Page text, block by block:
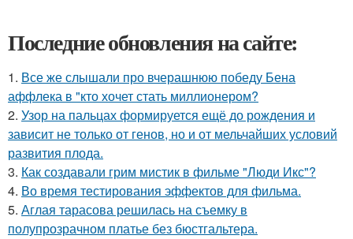
Последние обновления на сайте:
1. Все же слышали про вчерашнюю победу Бена
аффлека в "кто хочет стать миллионером?
2. Узор на пальцах формируется ещё до рождения и
зависит не только от генов, но и от мельчайших условий
развития плода.
3. Как создавали грим мистик в фильме "Люди Икс"?
4. Во время тестирования эффектов для фильма.
5. Аглая тарасова решилась на съемку в
полупрозрачном платье без бюстгальтера.